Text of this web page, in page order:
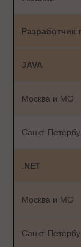
Разработчик
JAVA
Москва и МО
Санкт-
.NET
Москва и МО
Санкт-